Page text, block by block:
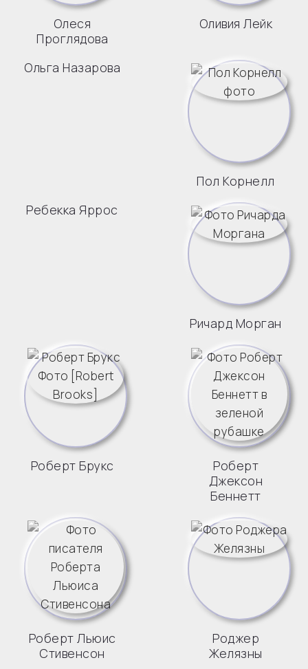
Олеся
Проглядова
Оливия Лейк
Ольга Назарова
Пол Корнелл
Ребекка Яррос
Ричард Морган
Роберт Брукс
Роберт
Джексон
Беннетт
Роберт Льюис
Стивенсон
Роджер
Желязны